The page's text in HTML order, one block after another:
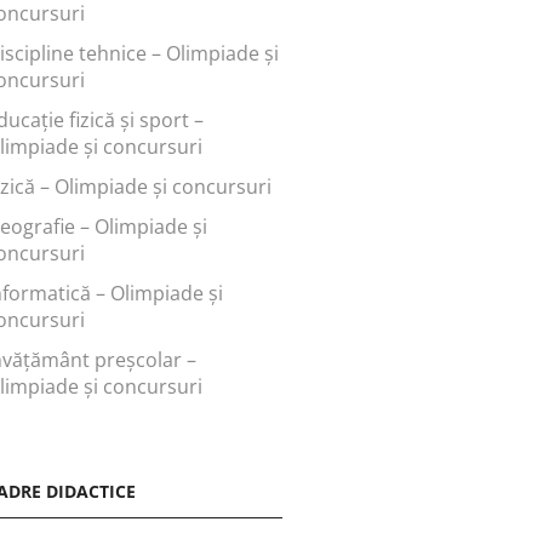
tehnice – Olimpiade și
fizică şi sport –
și concursuri
– Olimpiade și concursuri
– Olimpiade și
– Olimpiade și
preşcolar –
și concursuri
DIDACTICE